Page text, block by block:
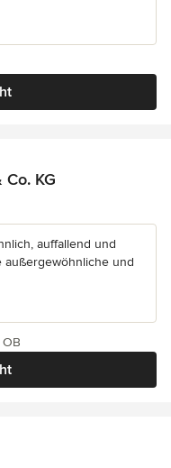
KG
Sternen
auffallend und
außergewöhnliche und